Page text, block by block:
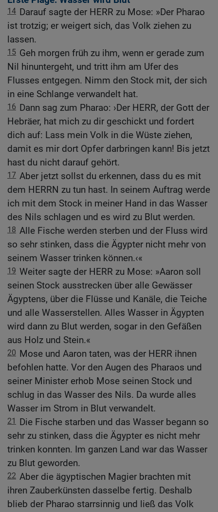
14 Darauf sagte der HERR zu Mose: »Der Pharao
ist trotzig; er weigert sich, das Volk ziehen zu
lassen.
15 Geh morgen früh zu ihm, wenn er gerade zum
Nil hinuntergeht, und tritt ihm am Ufer des
Flusses entgegen. Nimm den Stock mit, der sich
in eine Schlange verwandelt hat.
16 Dann sag zum Pharao: ›Der HERR, der Gott der
Hebräer, hat mich zu dir geschickt und fordert
dich auf: Lass mein Volk in die Wüste ziehen,
damit es mir dort Opfer darbringen kann! Bis jetzt
hast du nicht darauf gehört.
17 Aber jetzt sollst du erkennen, dass du es mit
dem HERRN zu tun hast. In seinem Auftrag werde
ich mit dem Stock in meiner Hand in das Wasser
des Nils schlagen und es wird zu Blut werden.
18 Alle Fische werden sterben und der Fluss wird
so sehr stinken, dass die Ägypter nicht mehr von
seinem Wasser trinken können.‹«
19 Weiter sagte der HERR zu Mose: »Aaron soll
seinen Stock ausstrecken über alle Gewässer
Ägyptens, über die Flüsse und Kanäle, die Teiche
und alle Wasserstellen. Alles Wasser in Ägypten
wird dann zu Blut werden, sogar in den Gefäßen
aus Holz und Stein.«
20 Mose und Aaron taten, was der HERR ihnen
befohlen hatte. Vor den Augen des Pharaos und
seiner Minister erhob Mose seinen Stock und
schlug in das Wasser des Nils. Da wurde alles
Wasser im Strom in Blut verwandelt.
21
Die Fische starben und das Wasser begann so
sehr zu stinken, dass die Ägypter es nicht mehr
trinken konnten. Im ganzen Land war das Wasser
zu Blut geworden.
22 Aber die ägyptischen Magier brachten mit
ihren Zauberkünsten dasselbe fertig. Deshalb
blieb der Pharao starrsinnig und ließ das Volk